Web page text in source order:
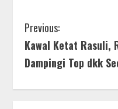
C
o
Previous:
Kawal Ketat Rasuli,
Dampingi Top dkk